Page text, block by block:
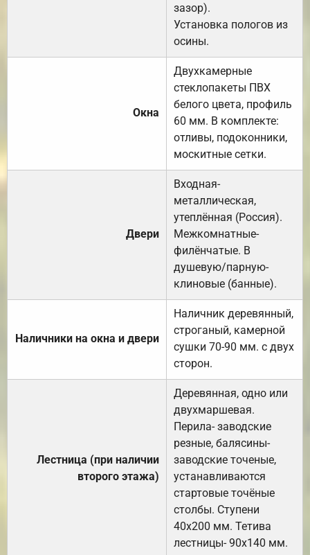
зазор).
Установка пологов из
осины.
Окна
Двухкамерные
стеклопакеты ПВХ
белого цвета, профиль
60 мм. В комплекте:
отливы, подоконники,
москитные сетки.
Двери
Входная-
металлическая,
утеплённая (Россия).
Межкомнатные-
филёнчатые. В
душевую/парную-
клиновые (банные).
Наличники на окна и двери
Наличник деревянный,
строганый, камерной
сушки 70-90 мм. с двух
сторон.
Лестница (при наличии
второго этажа)
Деревянная, одно или
двухмаршевая.
Перила- заводские
резные, балясины-
заводские точеные,
устанавливаются
стартовые точёные
столбы. Ступени
40х200 мм. Тетива
лестницы- 90х140 мм.